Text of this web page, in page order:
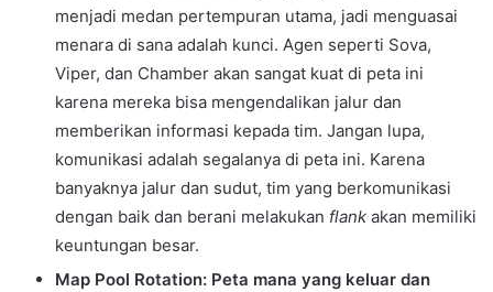
menjadi medan pertempuran utama, jadi menguasai
menara di sana adalah kunci. Agen seperti Sova,
Viper, dan Chamber akan sangat kuat di peta ini
karena mereka bisa mengendalikan jalur dan
memberikan informasi kepada tim. Jangan lupa,
komunikasi adalah segalanya di peta ini. Karena
banyaknya jalur dan sudut, tim yang berkomunikasi
dengan baik dan berani melakukan flank akan memiliki
keuntungan besar.
Map Pool Rotation: Peta mana yang keluar dan